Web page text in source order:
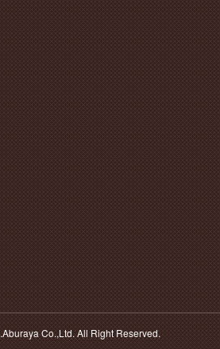
Co.,Ltd. All Right Reserved.